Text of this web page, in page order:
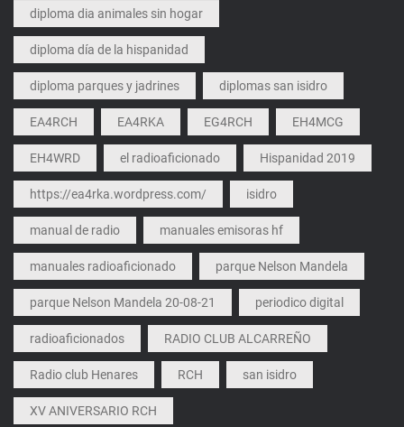
diploma dia animales sin hogar
diploma día de la hispanidad
diploma parques y jadrines diplomas san isidro
EA4RCH EA4RKA EG4RCH EH4MCG
EH4WRD el radioaficionado Hispanidad 2019
https://ea4rka.wordpress.com/ isidro
manual de radio manuales emisoras hf
manuales radioaficionado parque Nelson Mandela
parque Nelson Mandela 20-08-21 periodico digital
radioaficionados RADIO CLUB ALCARREÑO
Radio club Henares RCH san isidro
XV ANIVERSARIO RCH